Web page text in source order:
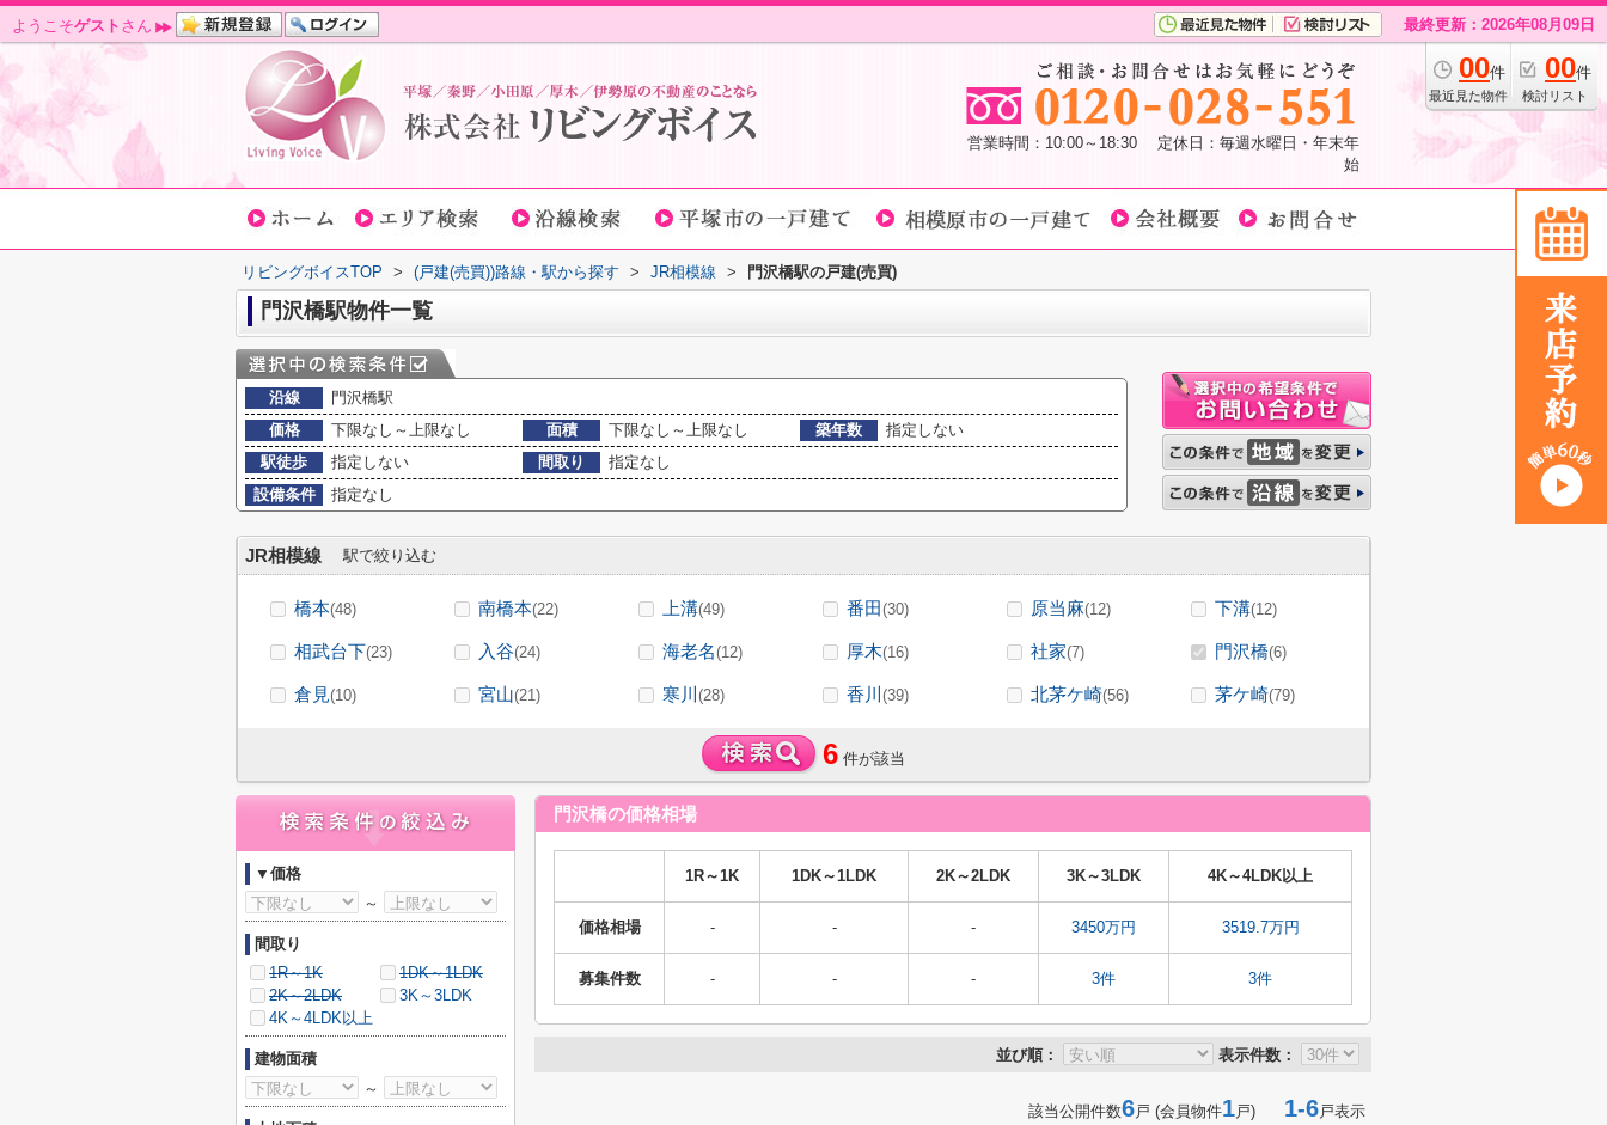
ようこそゲスト さん 最終更新：2026年08月09日
00件
最近見た物件
00件
検討リスト
営業時間：10:00～18:30 定休日：毎週水曜日・年末年
始
リビングボイスTOP > (戸建(売買))路線・駅から探す > JR相模線 > 門沢橋駅の戸建(売買)
門沢橋駅物件一覧
沿線
門沢橋駅
価格
下限なし～上限なし 面積 下限なし～上限なし 築年数
指定しない
駅徒歩
指定しない 間取り
指定なし
設備条件
指定なし
JR相模線 駅で絞り込む
橋本(48) 南橋本(22) 上溝(49) 番田(30) 原当麻(12) 下溝(12)
相武台下(23) 入谷(24) 海老名(12) 厚木(16) 社家(7) 門沢橋(6)
倉見(10) 宮山(21) 寒川 (28) 香川 (39) 北茅ケ崎(56) 茅ケ崎(79)
6 件が該当
門沢橋の価格相場
1R～1K 1DK～1LDK 2K～2LDK 3K～3LDK 4K～4LDK以上
価格相場 - - - 3450万円 3519.7万円
募集件数 - - - 3件 3件
並び順： 表示件数：
該当公開件数6戸 (会員物件1戸) 1-6戸表示
▼価格
～
間取り
1R～1K
1DK～1LDK
2K～2LDK
3K～3LDK
4K～4LDK以上
建物面積
～